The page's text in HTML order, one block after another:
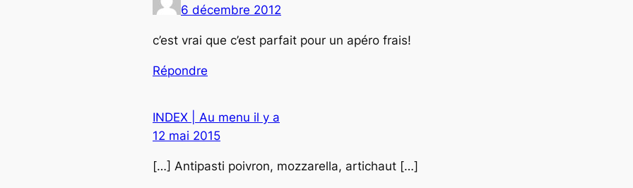
6 décembre 2012
c’est vrai que c’est parfait pour un apéro frais!
Répondre
INDEX | Au menu il y a
12 mai 2015
[…] Antipasti poivron, mozzarella, artichaut […]